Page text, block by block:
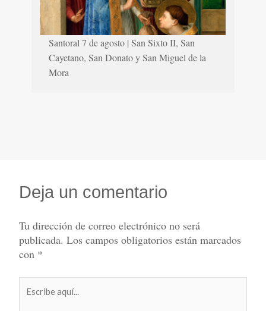
Santoral 7 de agosto | San Sixto II, San
Cayetano, San Donato y San Miguel de la
Mora
Deja un comentario
Tu dirección de correo electrónico no será
publicada. Los campos obligatorios están marcados
con *
aquí...